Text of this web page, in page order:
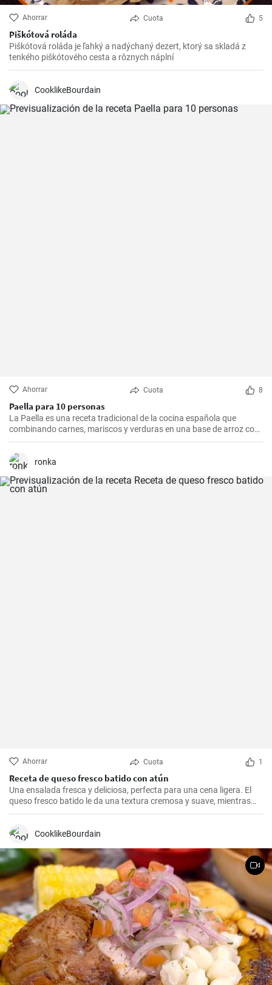
Ahorrar Cuota 5
Piškótová roláda
Piškótová roláda je ľahký a nadýchaný dezert, ktorý sa skladá z
tenkého piškótového cesta a rôznych náplní
CooklikeBourdain
Ahorrar Cuota 8
Paella para 10 personas
La Paella es una receta tradicional de la cocina española que
combinando carnes, mariscos y verduras en una base de arroz con
una mezcla de especias, ofrece una experiencia culinaria llena de
sabores y texturas. Aunque cada región de España tiene su propia
forma de hacer la paella, esta receta se acerca a la versión más
ronka
Ahorrar Cuota 1
Receta de queso fresco batido con atún
Una ensalada fresca y deliciosa, perfecta para una cena ligera. El
queso fresco batido le da una textura cremosa y suave, mientras
que el atún le aporta proteínas con el sabor. Suele servirse fría,
CooklikeBourdain